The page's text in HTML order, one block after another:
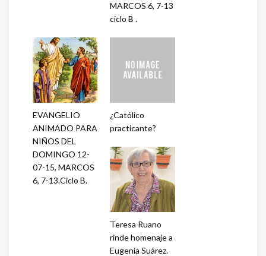
MARCOS 6, 7-13
ciclo B .
EVANGELIO
ANIMADO PARA
NIÑOS DEL
DOMINGO 12-
07-15, MARCOS
6, 7-13.Ciclo B.
¿Católico
practicante?
Teresa Ruano
rinde homenaje a
Eugenia Suárez.